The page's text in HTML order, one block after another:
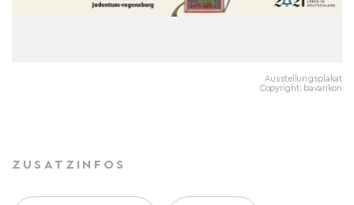
Ausstellungsplakat
Copyright: bavarikon
ZUSATZINFOS